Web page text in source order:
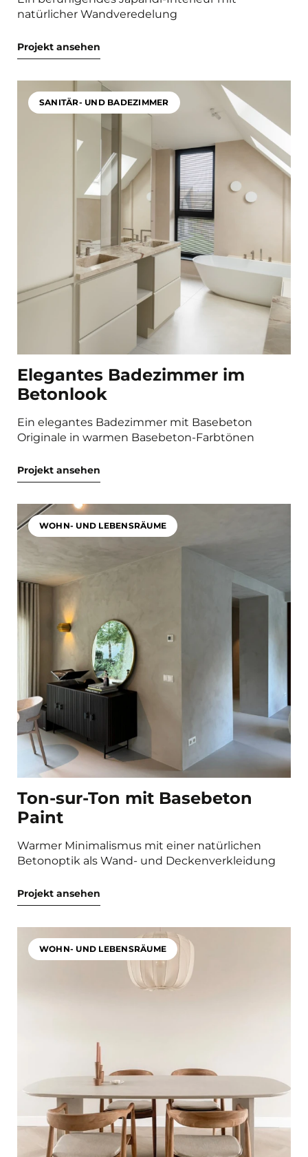
natürlicher Wandveredelung
Projekt ansehen
SANITÄR- UND BADEZIMMER
Elegantes Badezimmer im
Betonlook
Ein elegantes Badezimmer mit Basebeton
Originale in warmen Basebeton-Farbtönen
Projekt ansehen
WOHN- UND LEBENSRÄUME
Ton-sur-Ton mit Basebeton
Paint
Warmer Minimalismus mit einer natürlichen
Betonoptik als Wand- und Deckenverkleidung
Projekt ansehen
WOHN- UND LEBENSRÄUME